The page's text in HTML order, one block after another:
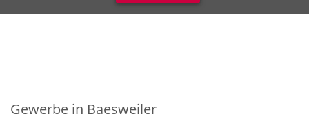
Gewerbe in Baesweiler